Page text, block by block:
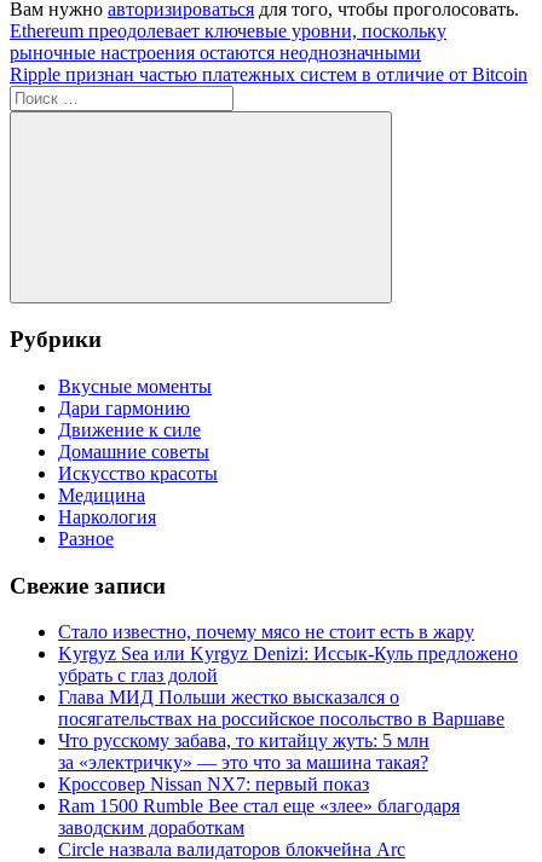
Вам нужно авторизироваться для того, чтобы проголосовать.
Навигация
по
записям
Предыдущая
запись:
Ethereum преодолевает ключевые уровни, поскольку
рыночные настроения остаются неоднозначными
Следующая
запись:
Ripple признан частью платежных систем в отличие от Bitcoin
Поиск
для:
Поиск
Рубрики
Вкусные моменты
Дари гармонию
Движение к силе
Домашние советы
Искусство красоты
Медицина
Наркология
Разное
Свежие записи
Стало известно, почему мясо не стоит есть в жару
Kyrgyz Sea или Kyrgyz Denizi: Иссык-Куль предложено
убрать с глаз долой
Глава МИД Польши жестко высказался о
посягательствах на российское посольство в Варшаве
Что русскому забава, то китайцу жуть: 5 млн
за «электричку» — это что за машина такая?
Кроссовер Nissan NX7: первый показ
Ram 1500 Rumble Bee стал еще «злее» благодаря
заводским доработкам
Circle назвала валидаторов блокчейна Arc